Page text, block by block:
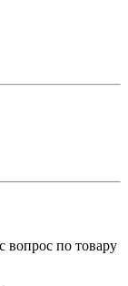
вопрос по товару